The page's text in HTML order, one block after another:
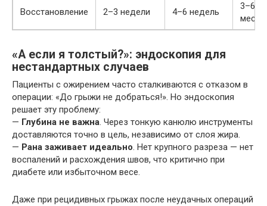
Восстановление 2–3 недели 4–6 недель
3–6
«А если я толстый?»: эндоскопия для
нестандартных случаев
Пациенты с ожирением часто сталкиваются с отказом в
операции: «До грыжи не добраться!». Но эндоскопия
решает эту проблему:
— Глубина не важна. Через тонкую канюлю инструменты
доставляются точно в цель, независимо от слоя жира.
— Рана заживает идеально. Нет крупного разреза — нет
воспалений и расхождения швов, что критично при
диабете или избыточном весе.
Даже при рецидивных грыжах после неудачных операций